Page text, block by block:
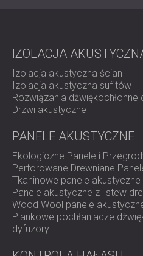
drewnianych paneli
względu na ich silne
minimalistyczny, nowoczesny
odpowiedniemu
pierwszy etap projektu
dźwięku i poprawił klarowność
przyszłości bez wpływu na
Wynik
Zainstalowane panele
poprawę jakości dźwięku w
IZOLACJA
Izolacja akustyczna ścian
Izolacja akustyczna sufitów
Rozwiązania dźwiękochłonne
Drzwi akustyczne
PANELE AKUSTYCZNE
Ekologiczne Panele i
Perforowane Drewniane
Tkaninowe panele
Panele akustyczne z listew
Wood Wool panele
Piankowe pochłaniacze
dyfuzory